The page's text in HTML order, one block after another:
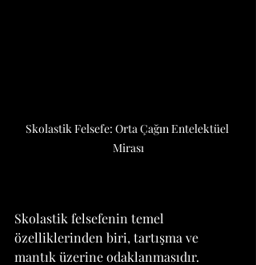
Skolastik Felsefe: Orta Çağın Entelektüel
Mirası
Skolastik felsefenin temel
özelliklerinden biri, tartışma ve
mantık üzerine odaklanmasıdır.